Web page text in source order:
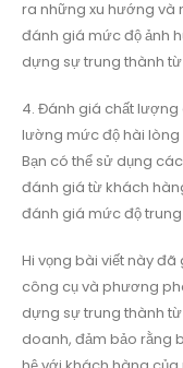
ra những xu hướng và
đánh giá mức độ ảnh
dựng sự trung thành
4. Đánh giá chất lượng
lường mức độ hài lòng
Bạn có thể sử dụng
đánh giá từ khách
đánh giá mức độ
Hi vọng bài viết này
công cụ và phương
dựng sự trung thành
doanh, đảm bảo rằng